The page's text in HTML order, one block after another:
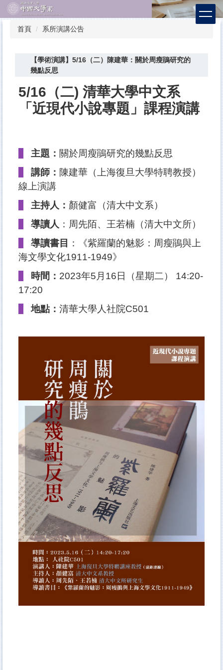
跳
到
首頁 系所演講公告
【學術演講】5/16（二）陳建華：關於周瘦鵑研究的
幾點反思
5/16（二) 清華大學中文系
「近現代小說專題」課程演講
主題： 關於周瘦鵑研究的幾點反思
講師： 陳建華（上海復旦大學特聘教授）
線上演講
主持人： 顏健富（清大中文系）
導讀人 ：周先陌、王若楠（清大中文所）
導讀書目
：《紫羅蘭的魅影：周瘦鵑與上
海文學文化1911-1949》
時間： 2023年5月16 日（星期二） 14:20-
17:20
地點： 清華大學人社院C501